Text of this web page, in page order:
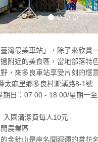
灣最美車站」，除了來欣賞
附近的美食區，當地部落特
，來多良車站享受片刻的愜
太麻里鄉多良村瀧溪路8-1號
期日：07:00 - 18:00/星期一
入園清潔費每人10元
農業區
金針山是座名聞遐邇的賞花